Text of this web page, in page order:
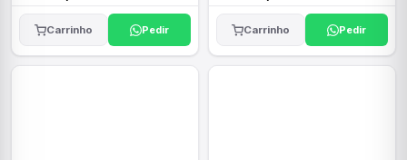
Carrinho Pedir Carrinho Pedir